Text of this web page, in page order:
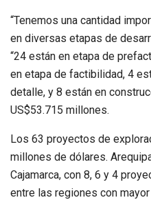
“Tenemos una cantidad
en diversas etapas de
“24 están en etapa de
en etapa de factibilidad, 4
detalle, y 8 están en
US$53.715 millones.
Los 63 proyectos de
millones de dólares.
Cajamarca, con 8, 6 y 4
entre las regiones con